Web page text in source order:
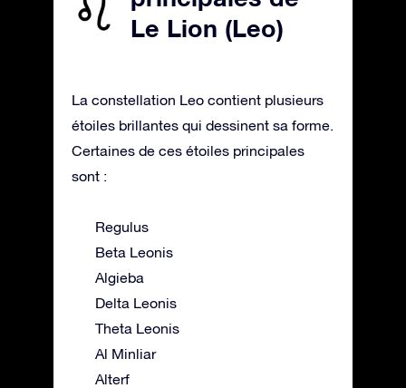
Le Lion (Leo)
La constellation Leo contient plusieurs
étoiles brillantes qui dessinent sa forme.
Certaines de ces étoiles principales
sont :
Regulus
Beta Leonis
Algieba
Delta Leonis
Theta Leonis
Al Minliar
Alterf